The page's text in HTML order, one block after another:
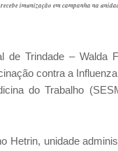
imunização em campanha na
de Trindade – Walda
contra a
do Trabalho
Hetrin, unidade